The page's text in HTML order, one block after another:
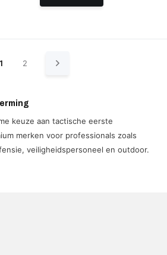
1 2
keuze aan tactische eerste
merken voor professionals zoals
veiligheidspersoneel en outdoor.